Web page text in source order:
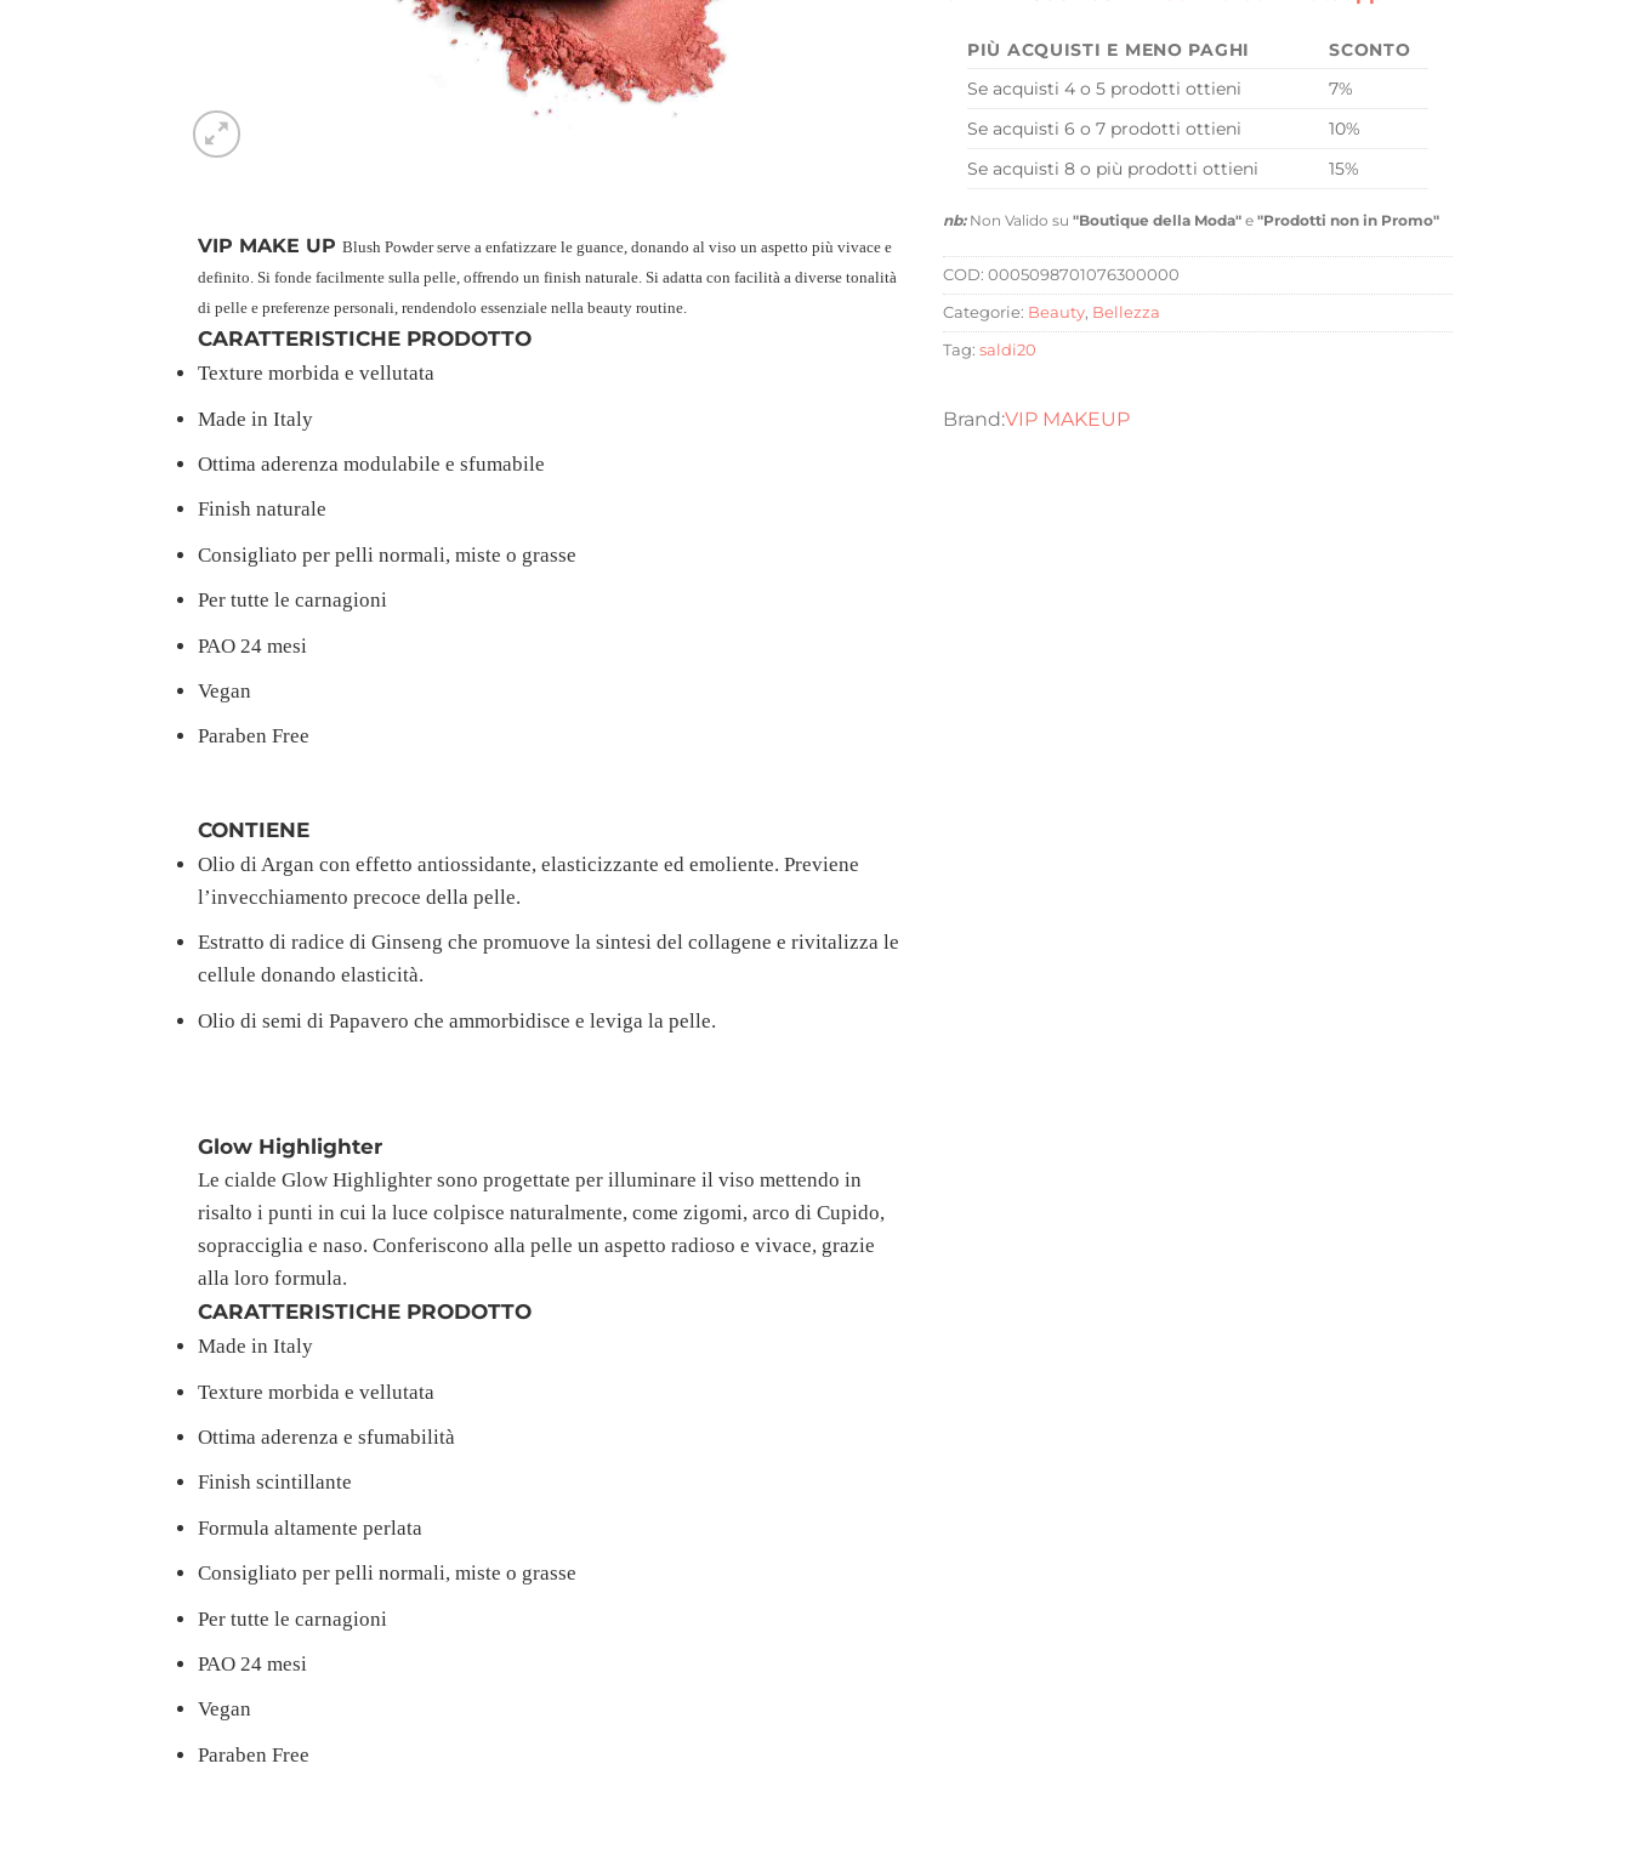
VIP MAKE UP Blush Powder serve a enfatizzare le guance, donando al viso un aspetto più vivace e
definito. Si fonde facilmente sulla pelle, offrendo un finish naturale. Si adatta con facilità a diverse tonalità
di pelle e preferenze personali, rendendolo essenziale nella beauty routine.
CARATTERISTICHE PRODOTTO
Texture morbida e vellutata
Made in Italy
Ottima aderenza modulabile e sfumabile
Finish naturale
Consigliato per pelli normali, miste o grasse
Per tutte le carnagioni
PAO 24 mesi
Vegan
Paraben Free
CONTIENE
Olio di Argan con effetto antiossidante, elasticizzante ed emoliente. Previene
l’invecchiamento precoce della pelle.
Estratto di radice di Ginseng che promuove la sintesi del collagene e rivitalizza le
cellule donando elasticità.
Olio di semi di Papavero che ammorbidisce e leviga la pelle.
Glow Highlighter
Le cialde Glow Highlighter sono progettate per illuminare il viso mettendo in
risalto i punti in cui la luce colpisce naturalmente, come zigomi, arco di Cupido,
sopracciglia e naso. Conferiscono alla pelle un aspetto radioso e vivace, grazie
alla loro formula.
CARATTERISTICHE PRODOTTO
Made in Italy
Texture morbida e vellutata
Ottima aderenza e sfumabilità
Finish scintillante
Formula altamente perlata
Consigliato per pelli normali, miste o grasse
Per tutte le carnagioni
PAO 24 mesi
Vegan
Paraben Free
PIÙ ACQUISTI E MENO PAGHI
SCONTO
Se acquisti 4 o 5 prodotti ottieni
7%
Se acquisti 6 o 7 prodotti ottieni
10%
Se acquisti 8 o più prodotti ottieni
15%
nb:Non Valido su "Boutique della Moda" e "Prodotti non in Promo"
COD: 0005098701076300000
Categorie: Beauty, Bellezza
Tag: saldi20
VIP MAKEUP